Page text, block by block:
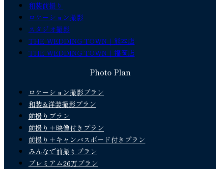
和装前撮り
ロケーション撮影
スタジオ撮影
THE WEDDING TOWN｜熊本店
THE WEDDING TOWN｜福岡店
Photo Plan
ロケーション撮影プラン
和装&洋装撮影プラン
前撮りプラン
前撮り＋映像付きプラン
前撮り＋キャンバスボード付きプラン
みんなで前撮りプラン
プレミアム26万プラン